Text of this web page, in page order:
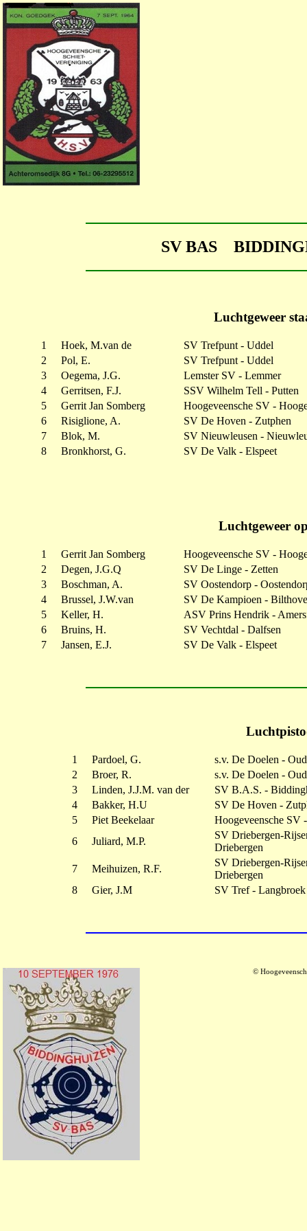
SV BAS
Luchtgeweer
1 Hoek, M.van de
SV Trefpunt - Uddel
2
Pol, E.
SV Trefpunt - Uddel
3
Oegema, J.G.
Lemster SV - Lemmer
4
Gerritsen, F.J.
SSV Wilhelm Tell - Putten
5
Gerrit Jan Somberg
Hoogeveensche SV -
6
Risiglione, A.
SV De Hoven - Zutphen
7
Blok, M.
SV Nieuwleusen -
8
Bronkhorst, G. SV De Valk - Elspeet
Luchtgeweer
1 Gerrit Jan Somberg
Hoogeveensche SV -
2
Degen, J.G.Q
SV De Linge - Zetten
3
Boschman, A.
SV Oostendorp -
4
Brussel, J.W.van
SV De Kampioen -
5
Keller, H.
ASV Prins Hendrik -
6
Bruins, H.
SV Vechtdal - Dalfsen
7
Jansen, E.J. SV De Valk - Elspeet
1 Pardoel, G.
s.v. De Doelen -
2
Broer, R.
s.v. De Doelen -
3
Linden, J.J.M. van der
SV B.A.S. -
4
Bakker, H.U
SV De Hoven -
5
Piet Beekelaar
Hoogeveensche SV
6
Juliard, M.P.
SV Driebergen-
Driebergen
7
Meihuizen, R.F.
SV Driebergen-
Driebergen
8
Gier, J.M SV Tref - Langbroek
©